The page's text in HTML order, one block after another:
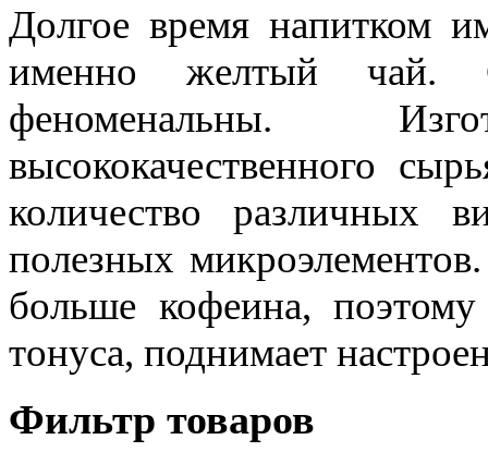
Долгое время напитком
именно желтый чай.
феноменальны.
высококачественного
количество различных
полезных
больше кофеина,
тонуса, поднимает
Фильтр товаров